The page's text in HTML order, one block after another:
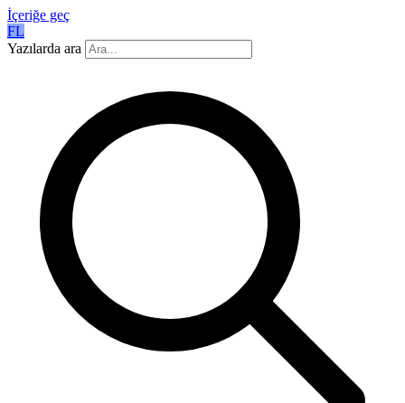
İçeriğe geç
FL
Yazılarda ara